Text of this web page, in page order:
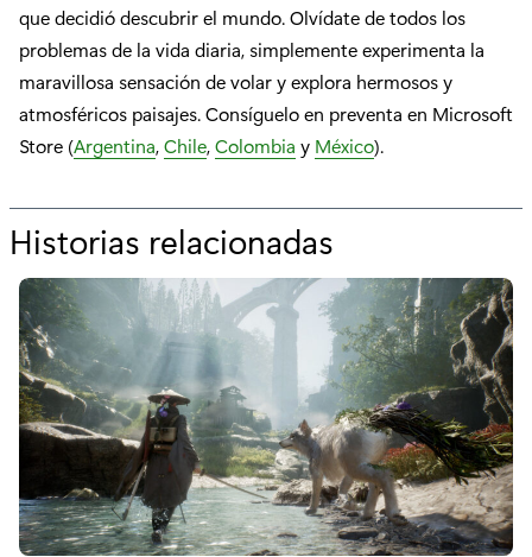
que decidió descubrir el mundo. Olvídate de todos los
problemas de la vida diaria, simplemente experimenta la
maravillosa sensación de volar y explora hermosos y
atmosféricos paisajes. Consíguelo en preventa en Microsoft
Store (Argentina,Chile,Colombia y México).
Historias relacionadas
o
r
"
L
a
p
r